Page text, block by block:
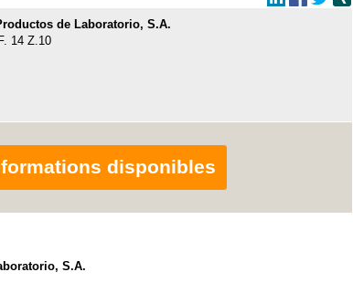
de Laboratorio, S.A.
14 Z.10
disponibles
S.A.